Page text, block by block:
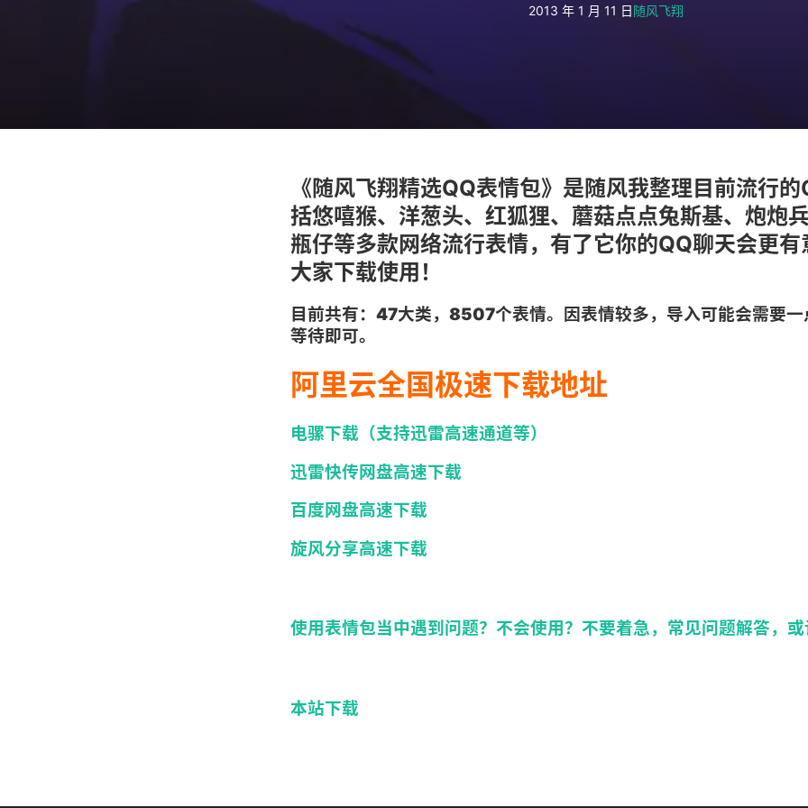
2013 年 1 月 11 日随风飞翔
《随风飞翔精选QQ表情包》是随风我整理目前流行
括悠嘻猴、洋葱头、红狐狸、蘑菇点点兔斯基、炮炮
瓶仔等多款网络流行表情，有了它你的QQ聊天会更有
大家下载使用！
目前共有： 47大类， 8507个表情。因表情较多，导入可能会需要
等待即可。
阿里云全国极速下载地址
电骡下载（支持迅雷高速通道等）
迅雷快传网盘高速下载
百度网盘高速下载
旋风分享高速下载
使用表情包当中遇到问题？不会使用？不要着急，常见问题解答，或
本站下载